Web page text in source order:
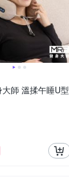
師 溫揉午睡U型